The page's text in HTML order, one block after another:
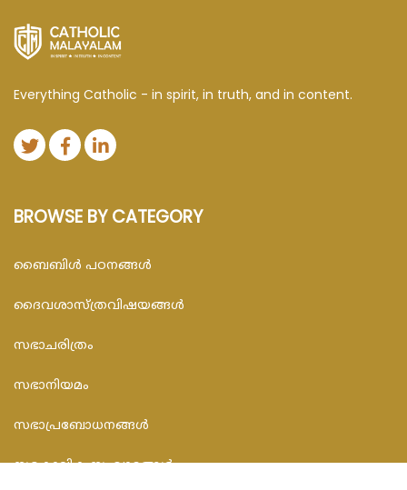
Everything Catholic - in spirit, in truth, and in content.
BROWSE BY CATEGORY
ബൈബിള്‍ പഠനങ്ങള്‍
ദൈവശാസ്ത്രവിഷയങ്ങള്‍
സഭാചരിത്രം
സഭാനിയമം
സഭാപ്രബോധനങ്ങള്‍
സമകാലിക സംവാദങ്ങൾ